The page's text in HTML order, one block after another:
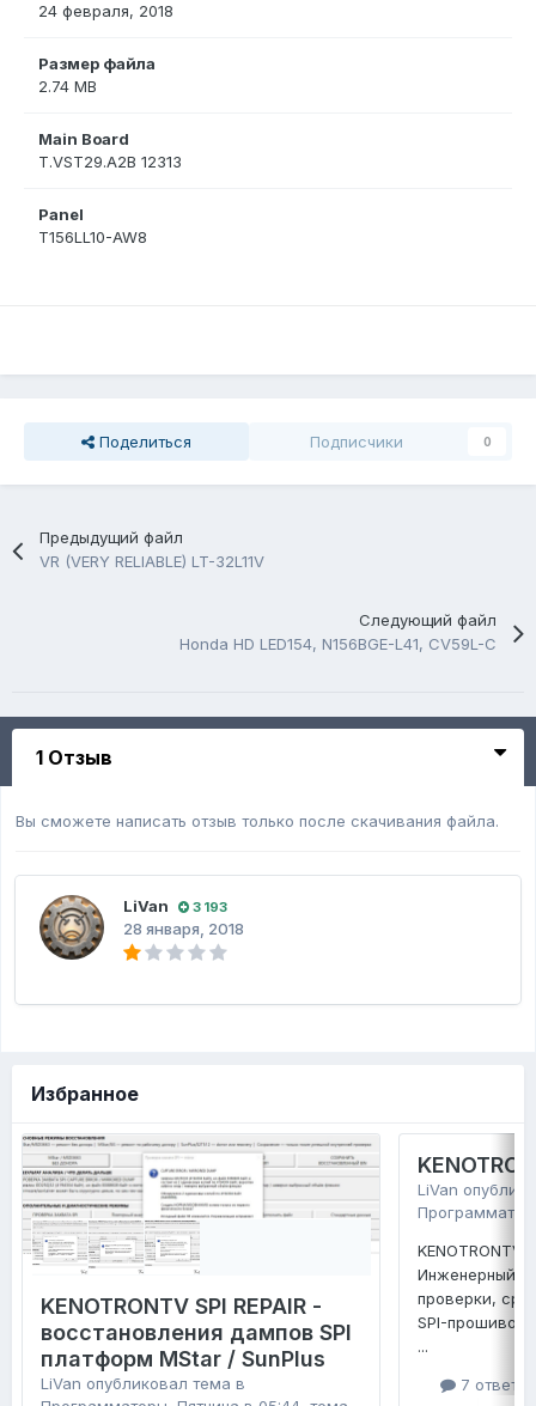
24 февраля, 2018
Размер файла
2.74 MB
Main Board
T.VST29.A2B 12313
Panel
T156LL10-AW8
Поделиться Подписчики 0
Предыдущий файл
VR (VERY RELIABLE) LT-32L11V
Следующий файл
Honda HD LED154, N156BGE-L41, CV59L-C
1 Отзыв
Вы сможете написать отзыв только после скачивания файла.
LiVan 3 193
28 января, 2018
Избранное
KENOTRONTV SPI REPAIR -
восстановления дампов SPI
платформ MStar / SunPlus
LiVan опубликовал тема в
LiVan
KENOTRONTV
Инженерный
проверки,
SPI-прошивок
...
7 ответов